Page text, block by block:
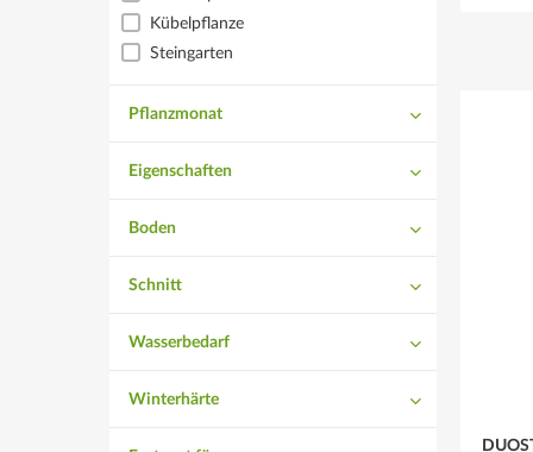
Kübelpflanze
Steingarten
Pflanzmonat
Eigenschaften
Essbar
Pflegeleicht
Hitzetolerant
Boden
normal
humos
gelockert
Schnitt
nötig
Schnittblume
Wasserbedarf
mittel
Winterhärte
winterhart